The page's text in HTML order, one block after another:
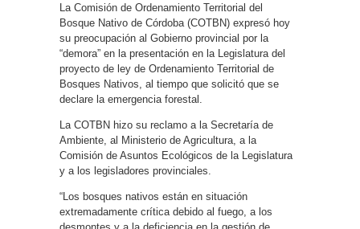
La Comisión de Ordenamiento Territorial del
Bosque Nativo de Córdoba (COTBN) expresó hoy
su preocupación al Gobierno provincial por la
“demora” en la presentación en la Legislatura del
proyecto de ley de Ordenamiento Territorial de
Bosques Nativos, al tiempo que solicitó que se
declare la emergencia forestal.
La COTBN hizo su reclamo a la Secretaría de
Ambiente, al Ministerio de Agricultura, a la
Comisión de Asuntos Ecológicos de la Legislatura
y a los legisladores provinciales.
“Los bosques nativos están en situación
extremadamente crítica debido al fuego, a los